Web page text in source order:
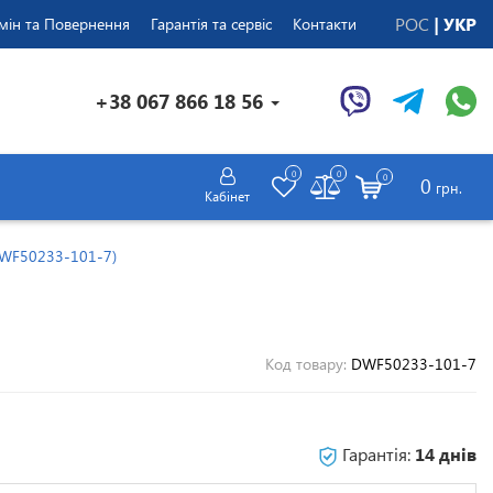
та Повернення Гарантія та сервіс Контакти РОС УКР
+38 067 866 18 56
Кабінет
0 0 0 0 грн.
101-7)
Код товару: DWF50233-101-7
Гарантія: 14 днів